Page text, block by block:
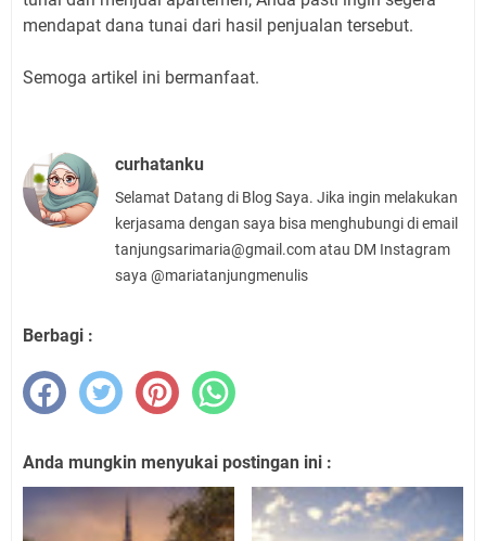
mendapat dana tunai dari hasil penjualan tersebut.
Semoga artikel ini bermanfaat.
curhatanku
Selamat Datang di Blog Saya. Jika ingin melakukan
kerjasama dengan saya bisa menghubungi di email
tanjungsarimaria@gmail.com atau DM Instagram
saya @mariatanjungmenulis
Berbagi :
Anda mungkin menyukai postingan ini :